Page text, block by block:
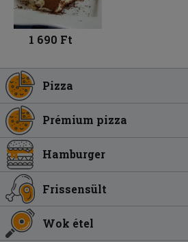
1 690 Ft
Pizza
Prémium pizza
Hamburger
Frissensült
Wok étel